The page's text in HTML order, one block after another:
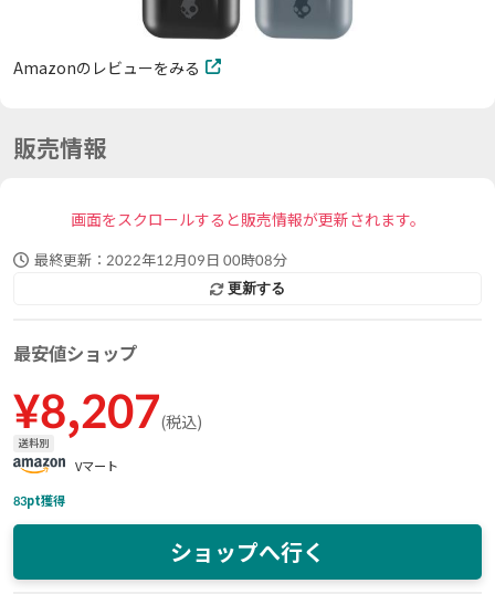
Amazonのレビューをみる
販売情報
画面をスクロールすると販売情報が更新されます。
最終更新： 2022年12月09日 00時08分
更新する
最安値ショップ
¥8,207(税込)
送料別
Vマート
83pt獲得
ショップへ行く